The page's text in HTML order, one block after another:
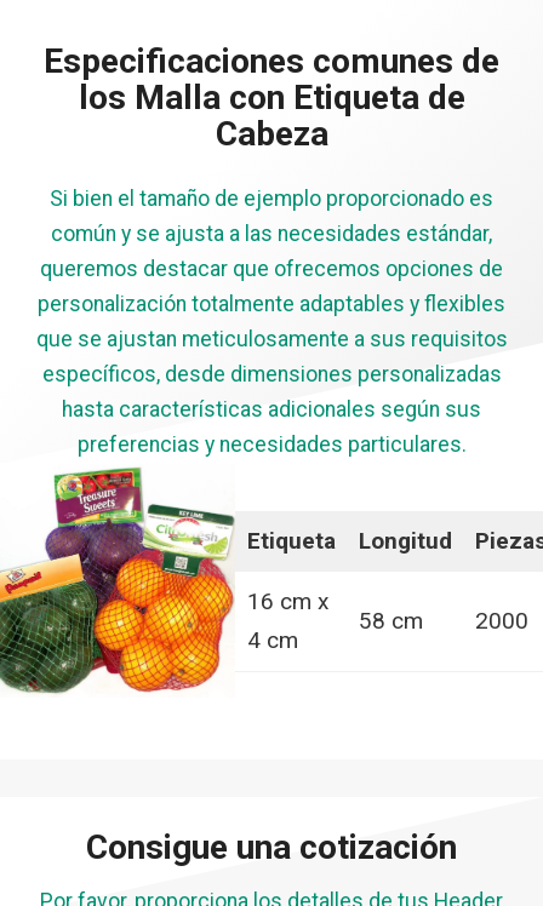
Especificaciones comunes de
los Malla con Etiqueta de
Cabeza
Si bien el tamaño de ejemplo proporcionado es
común y se ajusta a las necesidades estándar,
queremos destacar que ofrecemos opciones de
personalización totalmente adaptables y flexibles
que se ajustan meticulosamente a sus requisitos
específicos, desde dimensiones personalizadas
hasta características adicionales según sus
preferencias y necesidades particulares.
Etiqueta Longitud
16 cm x
4 cm
58 cm 2000
Consigue una cotización